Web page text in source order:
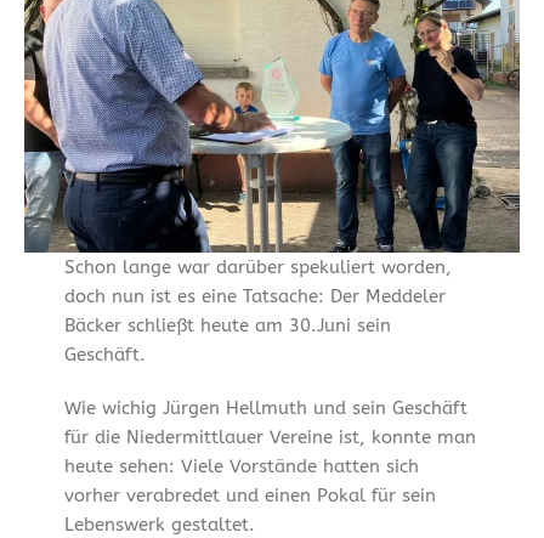
Schon lange war darüber spekuliert worden,
doch nun ist es eine Tatsache: Der Meddeler
Bäcker schließt heute am 30.Juni sein
Geschäft.
Wie wichig Jürgen Hellmuth und sein Geschäft
für die Niedermittlauer Vereine ist, konnte man
heute sehen: Viele Vorstände hatten sich
vorher verabredet und einen Pokal für sein
Lebenswerk gestaltet.